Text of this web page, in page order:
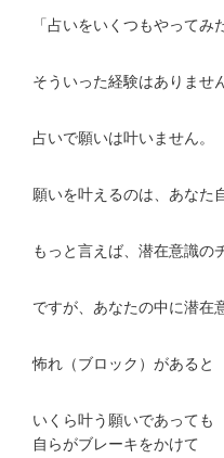
「占いをいくつもやってみ
そういった経験はありませ
占いで願いは叶いません。
願いを叶えるのは、あなた
もっと言えば、潜在意識の
ですが、あなたの中に潜在
怖れ（ブロック）があると
いくら叶う願いであっても
自らがブレーキをかけて